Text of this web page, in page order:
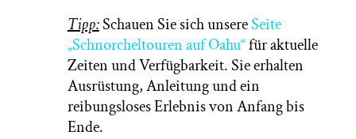
Tipp:Schauen Sie sich unsereSeite
„Schnorcheltouren auf Oahu“für aktuelle
Zeiten und Verfügbarkeit. Sie erhalten
Ausrüstung, Anleitung und ein
reibungsloses Erlebnis von Anfang bis
Ende.